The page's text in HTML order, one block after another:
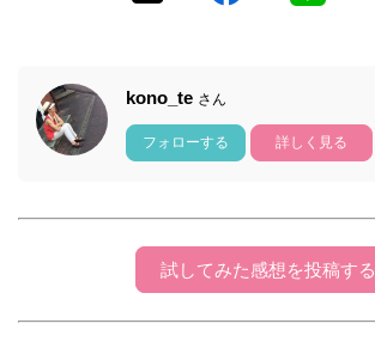
kono_te さん
フォローする 詳しく見る
試してみた感想を投稿する